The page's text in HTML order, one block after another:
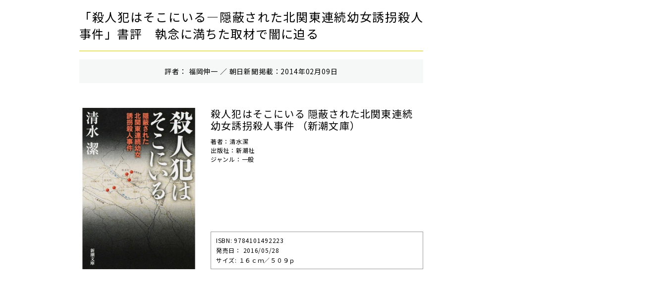
「殺人犯はそこにいる―隠蔽された北関東連続幼女誘拐殺人
事件」書評 執念に満ちた取材で闇に迫る
評者： 福岡伸一 ／ 朝⽇新聞掲載：2014年02月09日
殺人犯はそこにいる 隠蔽された北関東連続
幼女誘拐殺人事件 （新潮文庫）
著者：清水潔
出版社：新潮社
ジャンル：一般
ISBN: 9784101492223
発売⽇： 2016/05/28
サイズ: １６ｃｍ／５０９ｐ